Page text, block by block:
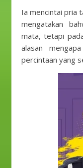
Ia mencintai pria
mengatakan
mata, tetapi
alasan
percintaan yang